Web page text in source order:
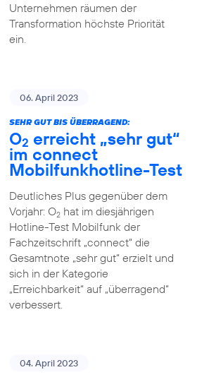
Unternehmen räumen der
Transformation höchste Priorität
ein.
06. April 2023
SEHR GUT BIS ÜBERRAGEND:
O2 erreicht „sehr gut“
im connect
Mobilfunkhotline-Test
Deutliches Plus gegenüber dem
Vorjahr: O2hat im diesjährigen
Hotline-Test Mobilfunk der
Fachzeitschrift „connect“ die
Gesamtnote „sehr gut“ erzielt und
sich in der Kategorie
„Erreichbarkeit“ auf „überragend“
verbessert.
04. April 2023